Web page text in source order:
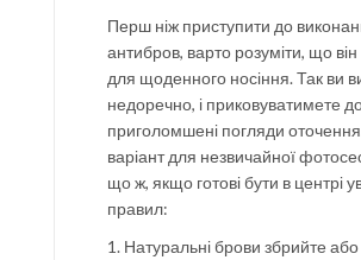
Перш ніж приступити до
антибров, варто розуміти, що
для щоденного носіння. Так ви
недоречно, і приковуватимете
приголомшені погляди
варіант для незвичайної
що ж, якщо готові бути в центрі
правил:
1. Натуральні брови збрийте